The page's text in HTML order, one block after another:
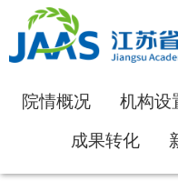
院情概况 机构设
成果转化